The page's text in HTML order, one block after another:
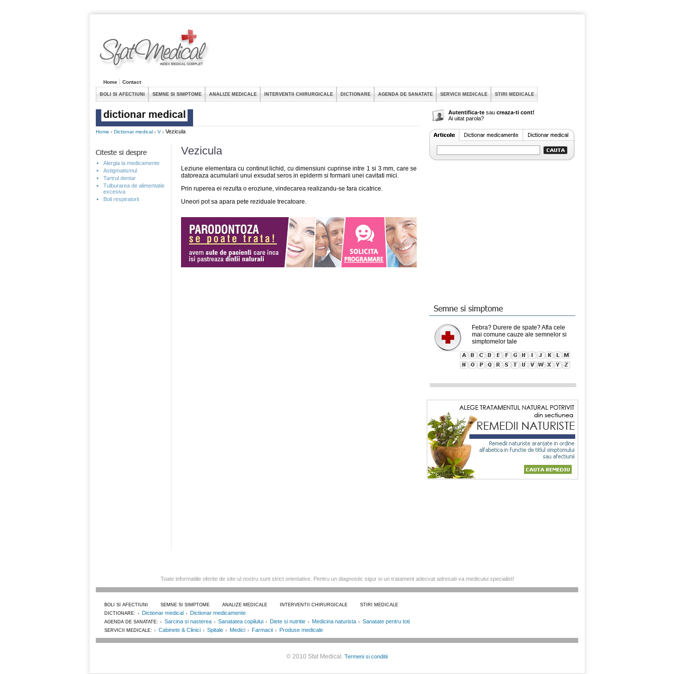
Home Contact
BOLI SI AFECTIUNI SEMNE SI SIMPTOME ANALIZE MEDICALE INTERVENTII CHIRURGICALE DICTIONARE AGENDA DE SANATATE SERVICII MEDICALE STIRI MEDICALE
Home Dictionar medical V Vezicula
Alergia la medicamente
Astigmatismul
Tartrul dentar
Tulburarea de alimentatie
excesiva
Boli respiratorii
Vezicula
Leziune elementara cu continut lichid, cu dimensiuni cuprinse intre 1 si 3 mm, care se
datoreaza acumularii unui exsudat seros in epiderm si formarii unei cavitati mici.
Prin ruperea ei rezulta o eroziune, vindecarea realizandu-se fara cicatrice.
Uneori pot sa apara pete reziduale trecatoare.
Autentifica-te sau creaza-ti cont!
Ai uitat parola?
Febra? Durere de spate? Afla cele
mai comune cauze ale semnelor si
simptomelor tale
Toate informatiile oferite de site-ul nostru sunt strict orientative. Pentru un diagnostic sigur si un tratament adecvat adresati-va medicului specialist!
BOLI SI AFECTIUNI SEMNE SI SIMPTOME ANALIZE MEDICALE INTERVENTII CHIRURGICALE
STIRI MEDICALE
DICTIONARE:
Dictionar medical Dictionar medicamente
AGENDA DE SANATATE: Sarcina si nasterea Sanatatea copilului Diete si nutritie Medicina naturista Sanatate pentru toti
SERVICII MEDICALE: Cabinete & Clinici Spitale Medici Farmacii Produse medicale
© 2010 Sfat Medical. Termeni si conditii